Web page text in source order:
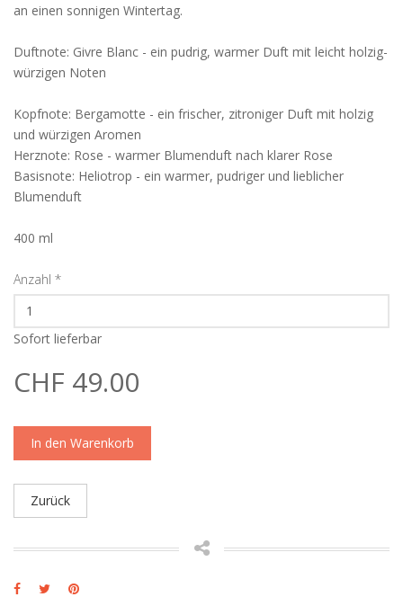
an einen sonnigen Wintertag.
Duftnote: Givre Blanc - ein pudrig, warmer Duft mit leicht holzig-
würzigen Noten
Kopfnote: Bergamotte - ein frischer, zitroniger Duft mit holzig
und würzigen Aromen
Herznote: Rose - warmer Blumenduft nach klarer Rose
Basisnote: Heliotrop - ein warmer, pudriger und lieblicher
Blumenduft
400 ml
Anzahl *
Sofort lieferbar
CHF 49.00
In den Warenkorb
Zurück